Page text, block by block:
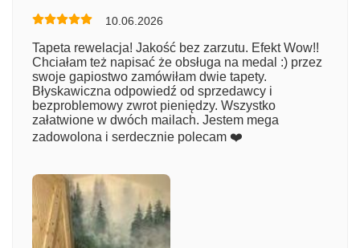
Numer zamówienia
Imię
10.06.2026
Tapeta rewelacja! Jakość bez zarzutu. Efekt Wow!!
Chciałam też napisać że obsługa na medal :) przez
swoje gapiostwo zamówiłam dwie tapety.
Błyskawiczna odpowiedź od sprzedawcy i
bezproblemowy zwrot pieniędzy. Wszystko
załatwione w dwóch mailach. Jestem mega
zadowolona i serdecznie polecam ❤️